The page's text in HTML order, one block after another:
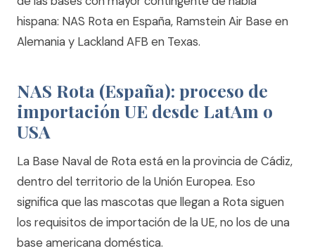
hispana: NAS Rota en España, Ramstein Air Base en
Alemania y Lackland AFB en Texas.
NAS Rota (España): proceso de
importación UE desde LatAm o
USA
La Base Naval de Rota está en la provincia de Cádiz,
dentro del territorio de la Unión Europea. Eso
significa que las mascotas que llegan a Rota siguen
los requisitos de importación de la UE, no los de una
base americana doméstica.